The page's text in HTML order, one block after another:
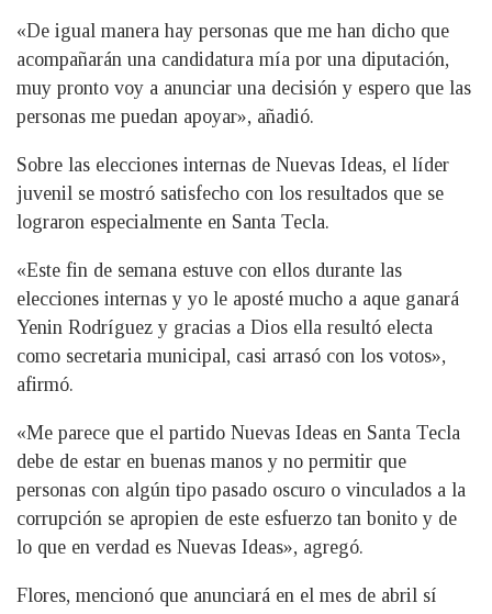
«De igual manera hay personas que me han dicho que
acompañarán una candidatura mía por una diputación,
muy pronto voy a anunciar una decisión y espero que las
personas me puedan apoyar», añadió.
Sobre las elecciones internas de Nuevas Ideas, el líder
juvenil se mostró satisfecho con los resultados que se
lograron especialmente en Santa Tecla.
«Este fin de semana estuve con ellos durante las
elecciones internas y yo le aposté mucho a aque ganará
Yenin Rodríguez y gracias a Dios ella resultó electa
como secretaria municipal, casi arrasó con los votos»,
afirmó.
«Me parece que el partido Nuevas Ideas en Santa Tecla
debe de estar en buenas manos y no permitir que
personas con algún tipo pasado oscuro o vinculados a la
corrupción se apropien de este esfuerzo tan bonito y de
lo que en verdad es Nuevas Ideas», agregó.
Flores, mencionó que anunciará en el mes de abril sí